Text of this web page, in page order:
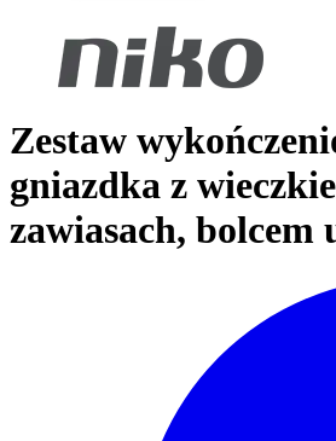
Zestaw
gniazdka z
zawiasach, bolcem